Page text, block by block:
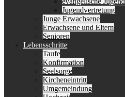
Jugendvertretung
Junge Erwachsene
Erwachsene und Eltern
Senioren
Lebensschritte
Taufe
Konfirmation
Seelsorge
Kircheneintritt
Umgemeindung